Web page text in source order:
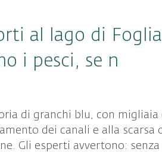
al lago di
i pesci, se n
di granchi blu, con
dei canali e alla scarsa
Gli esperti avvertono: